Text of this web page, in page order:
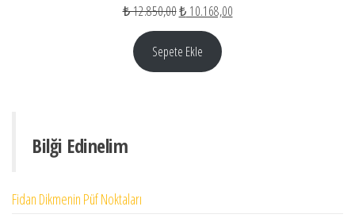
₺12.850,00Orijinal fiyat: ₺ 12.850,00.
₺10.168,00Şu andaki fiyat: ₺
Sepete Ekle
Bilği Edinelim
Fidan Dikmenin Püf Noktaları